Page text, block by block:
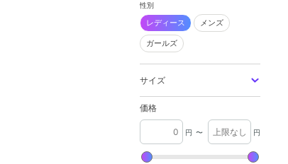
性別
レディース メンズ
ガールズ
サイズ
価格
円 〜 円